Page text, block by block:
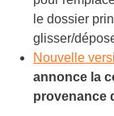
le dossier
glisser/
Nouvelle
annonce la
provenance